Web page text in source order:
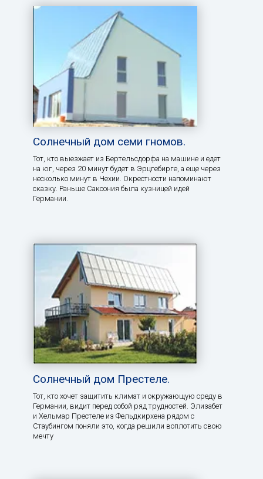
Солнечный дом семи гномов.
Тот, кто выезжает из Бертельсдорфа на машине и едет
на юг, через 20 минут будет в Эрцгебирге, а еще через
несколько минут в Чехии. Окрестности напоминают
сказку. Раньше Саксония была кузницей идей
Германии.
Солнечный дом Престеле.
Тот, кто хочет защитить климат и окружающую среду в
Германии, видит перед собой ряд трудностей. Элизабет
и Хельмар Престеле из Фельдкирхена рядом с
Стаубингом поняли это, когда решили воплотить свою
мечту